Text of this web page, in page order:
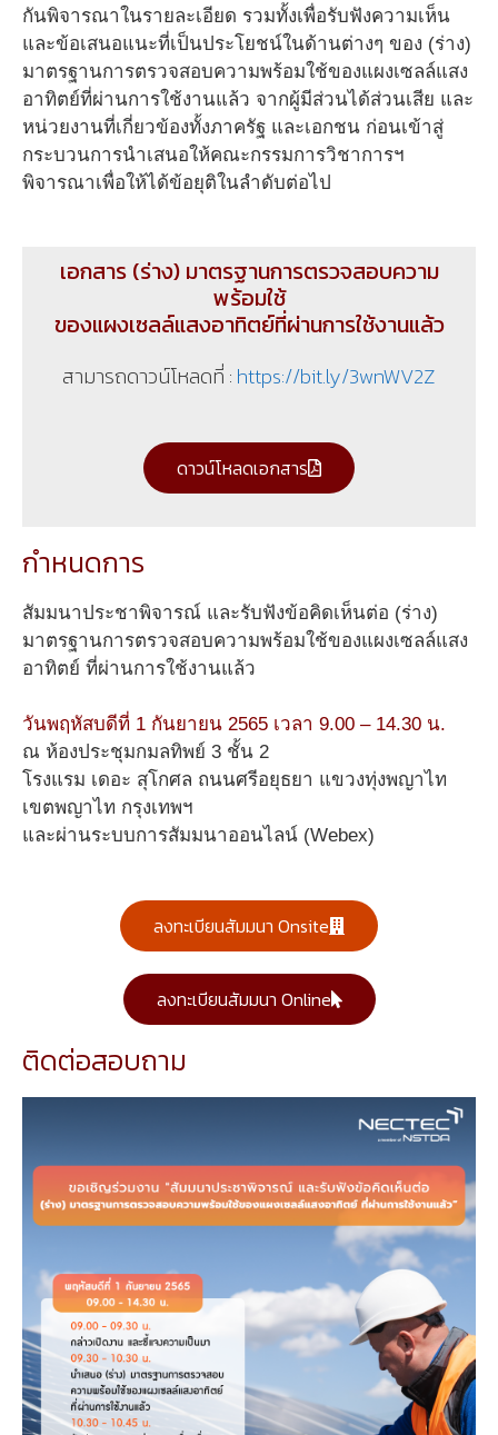
กันพิจารณาในรายละเอียด รวมทั้งเพื่อรับฟังความเห็น
และข้อเสนอแนะที่เป็นประโยชน์ในด้านต่างๆ ของ (ร่าง)
มาตรฐานการตรวจสอบความพร้อมใช้ของแผงเซลล์แสง
อาทิตย์ที่ผ่านการใช้งานแล้ว จากผู้มีส่วนได้ส่วนเสีย และ
หน่วยงานที่เกี่ยวข้องทั้งภาครัฐ และเอกชน ก่อนเข้าสู่
กระบวนการนำเสนอให้คณะกรรมการวิชาการฯ
พิจารณาเพื่อให้ได้ข้อยุติในลำดับต่อไป
เอกสาร (ร่าง) มาตรฐานการตรวจสอบความ
พร้อมใช้
ของแผงเซลล์แสงอาทิตย์ที่ผ่านการใช้งานแล้ว
สามารถดาวน์โหลดที่ : https://bit.ly/3wnWV2Z
ดาวน์โหลดเอกสาร
กำหนดการ
สัมมนาประชาพิจารณ์ และรับฟังข้อคิดเห็นต่อ (ร่าง)
มาตรฐานการตรวจสอบความพร้อมใช้ของแผงเซลล์แสง
อาทิตย์ ที่ผ่านการใช้งานแล้ว
วันพฤหัสบดีที่ 1 กันยายน 2565 เวลา 9.00 – 14.30 น.
ณ ห้องประชุมกมลทิพย์ 3 ชั้น 2
โรงแรม เดอะ สุโกศล ถนนศรีอยุธยา แขวงทุ่งพญาไท
เขตพญาไท กรุงเทพฯ
และผ่านระบบการสัมมนาออนไลน์ (Webex)
ลงทะเบียนสัมมนา Onsite
ลงทะเบียนสัมมนา Online
ติดต่อสอบถาม